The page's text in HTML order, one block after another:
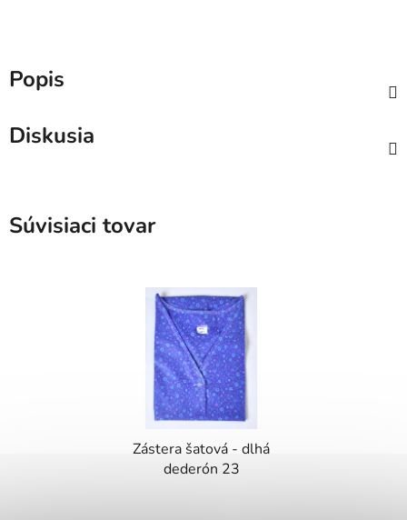
Popis
Diskusia
Súvisiaci tovar
Zástera šatová - dlhá
dederón 23